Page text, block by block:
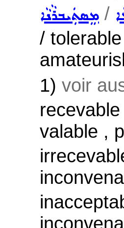
ܡܸܣܬܲܝܒܪܵܢܵܐ /
/
1) voir
valable ,